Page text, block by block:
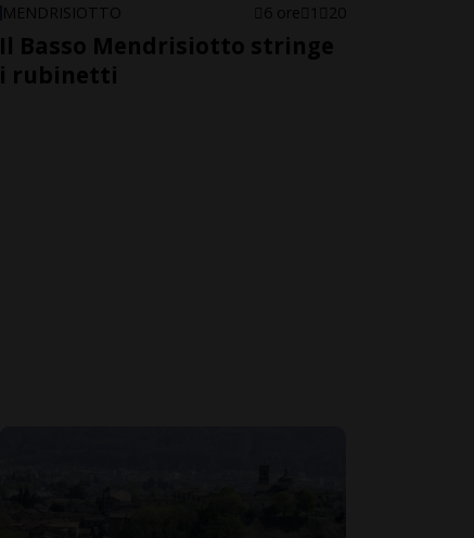
MENDRISIOTTO 6 ore 1 20
Il Basso Mendrisiotto stringe
i rubinetti